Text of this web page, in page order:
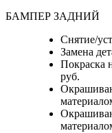
БАМПЕР ЗАДНИЙ
Снятие/
Замена
Покраска
руб.